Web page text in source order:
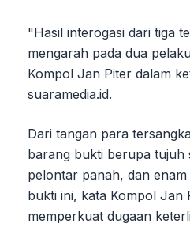
"Hasil interogasi dari tiga
mengarah pada dua
Kompol Jan Piter dalam
suaramedia.id.
Dari tangan para
barang bukti berupa tujuh
pelontar panah, dan
bukti ini, kata Kompol Jan
memperkuat dugaan